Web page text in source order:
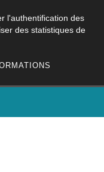
l'authentification des
des statistiques de